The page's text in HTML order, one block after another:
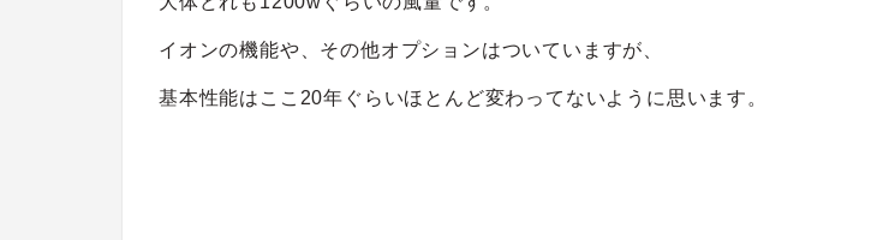
イオンの機能や、その他オプションはついていますが、
基本性能はここ20年ぐらいほとんど変わってないように思います。